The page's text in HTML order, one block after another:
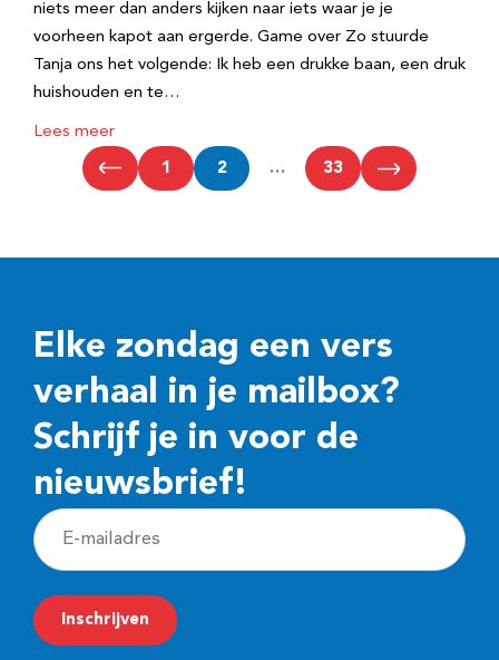
niets meer dan anders kijken naar iets waar je je
voorheen kapot aan ergerde. Game over Zo stuurde
Tanja ons het volgende: Ik heb een drukke baan, een druk
huishouden en te…
Lees meer
1 2 … 33
Elke zondag een vers
verhaal in je mailbox?
Schrijf je in voor de
nieuwsbrief!
E
-
m
a
Inschrijven